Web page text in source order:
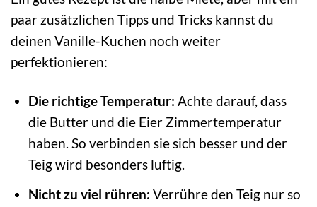
paar zusätzlichen Tipps und Tricks kannst du
deinen Vanille-Kuchen noch weiter
perfektionieren:
Die richtige Temperatur: Achte darauf, dass
die Butter und die Eier Zimmertemperatur
haben. So verbinden sie sich besser und der
Teig wird besonders luftig.
Nicht zu viel rühren: Verrühre den Teig nur so